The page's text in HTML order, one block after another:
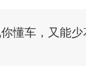
懂车，又能少